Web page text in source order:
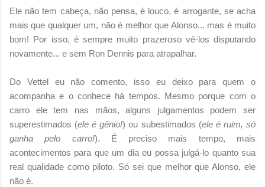
Ele não tem cabeça, não pensa, é louco, é arrogante, se acha
mais que qualquer um, não é melhor que Alonso... mas é muito
bom! Por isso, é sempre muito prazeroso vê-los disputando
novamente... e sem Ron Dennis para atrapalhar.
Do Vettel eu não comento, isso eu deixo para quem o
acompanha e o conhece há tempos. Mesmo porque com o
carro ele tem nas mãos, alguns julgamentos podem ser
superestimados (ele é gênio!) ou subestimados (ele é ruim, só
ganha pelo carro!). É preciso mais tempo, mais
acontecimentos para que um dia eu possa julgá-lo quanto sua
real qualidade como piloto. Só sei que melhor que Alonso, ele
não é.